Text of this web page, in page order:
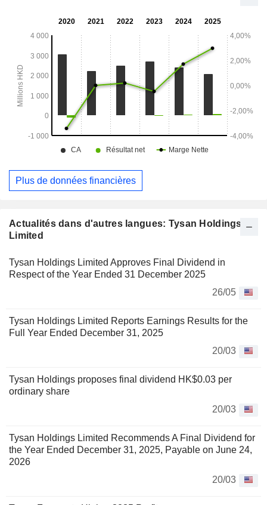
Actualités dans d'autres langues: Tysan Holdings
Limited
Tysan Holdings Limited Approves Final Dividend in
Respect of the Year Ended 31 December 2025
26/05
Tysan Holdings Limited Reports Earnings Results for the
Full Year Ended December 31, 2025
20/03
Tysan Holdings proposes final dividend HK$0.03 per
ordinary share
20/03
Tysan Holdings Limited Recommends A Final Dividend for
the Year Ended December 31, 2025, Payable on June 24,
2026
20/03
Plus de données financières